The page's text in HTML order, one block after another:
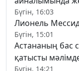
Бүгін, 16:03
Лионель
Бүгін, 15:01
Астананың бас
қатысты
Бүгін, 14:21